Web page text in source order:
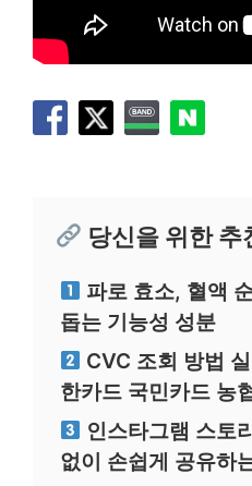
당신을 위한 추
파로 효소, 혈액
돕는 기능성 성분
CVC 조회 방법
한카드 국민카드 농
인스타그램 스토
없이 손쉽게 공유하